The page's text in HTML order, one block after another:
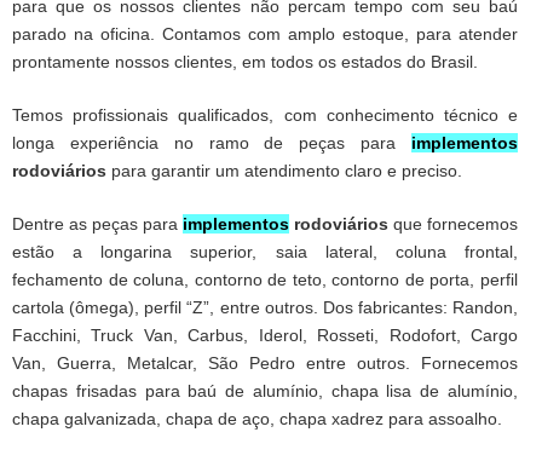
para que os nossos clientes não percam tempo com seu baú
parado na oficina. Contamos com amplo estoque, para atender
prontamente nossos clientes, em todos os estados do Brasil.
Temos profissionais qualificados, com conhecimento técnico e
longa experiência no ramo de peças para implementos
rodoviários para garantir um atendimento claro e preciso.
Dentre as peças para implementos rodoviários que fornecemos
estão a longarina superior, saia lateral, coluna frontal,
fechamento de coluna, contorno de teto, contorno de porta, perfil
cartola (ômega), perfil “Z”, entre outros. Dos fabricantes: Randon,
Facchini, Truck Van, Carbus, Iderol, Rosseti, Rodofort, Cargo
Van, Guerra, Metalcar, São Pedro entre outros. Fornecemos
chapas frisadas para baú de alumínio, chapa lisa de alumínio,
chapa galvanizada, chapa de aço, chapa xadrez para assoalho.